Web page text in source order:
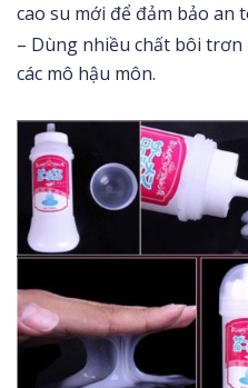
cao su mới để đảm bảo an
– Dùng nhiều chất bôi trơn
các mô hậu môn.